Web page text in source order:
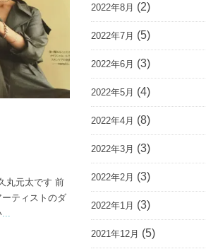
丸元太です 前
ティストのダ
...
2022年8月 (2)
2022年7月 (5)
2022年6月 (3)
2022年5月 (4)
2022年4月 (8)
2022年3月 (3)
2022年2月 (3)
2022年1月 (3)
2021年12月 (5)